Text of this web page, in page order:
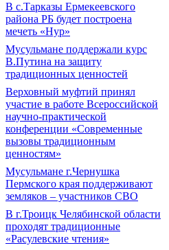
В с.Тарказы Ермекеевского
района РБ будет построена
мечеть «Нур»
Мусульмане поддержали курс
В.Путина на защиту
традиционных ценностей
Верховный муфтий принял
участие в работе Всероссийской
научно-практической
конференции «Современные
вызовы традиционным
ценностям»
Мусульмане г.Чернушка
Пермского края поддерживают
земляков – участников СВО
В г.Троицк Челябинской области
проходят традиционные
«Расулевские чтения»